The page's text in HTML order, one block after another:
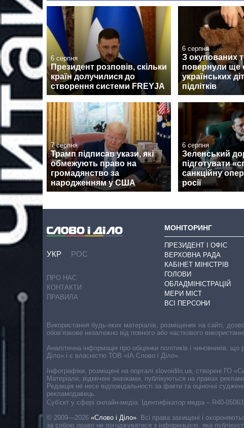
6 серпня
Президент розповів, скільки
країн долучилися до
створення системи FREYJA
6 серпня
З окупованих
повернули ще
українських
підлітків
7 серпня
Трамп підписав укази, які
обмежують право на
громадянство за
народженням у США
6 серпня
Зеленський
підготувати
санкційну
росії
УКР РОС
ПРО НАС
КОНТАКТИ
ПРАВИЛА
МОНІТОРИНГ
ПРЕЗИДЕНТ І ОФІС
ВЕРХОВНА РАДА
КАБІНЕТ МІНІСТРІВ
ГОЛОВИ
ОБЛАДМІНІСТРАЦІЙ
МЕРИ МІСТ
ВСІ ПЕРСОНИ
Cуб'єкт у сфері онлайн-медіа. Ідентифікатор медіа – R40-05063
© 2009—2026 «Слово і Діло». Всі права захищені і
за собою право не погоджуватися з інформацією, яка
Використання будь-яких матеріалів, розміщених на сайті,
обов’язкове незалежно від повного або часткового
Аналітична інформація про обіцянки політиків і чиновників,
Діло» і є власністю ТОВ «ІА Слово і Діло».
Інфографіки, розміщені на порталі slovoidilo.ua, створені ГО
Матеріали, відмічені значками, публікуються на правах
Редакція не несе відповідальності за факти та оціночні
рекламодавець.